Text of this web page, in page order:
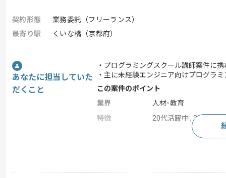
契約形態
業務委託（フリーランス）
最寄り駅
くいな橋（京都府）
あなたに担当していた
だくこと
・プログラミングスクール講師案件に
・主に未経験エンジニア向けプログラ
この案件のポイント
業界
人材･教育
特徴
20代活躍中 , 30代活躍
・IT講師としての実務経験(3年以上)